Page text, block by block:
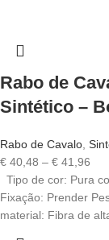
Rabo de
Sintético –
Rabo de Cavalo,
€ 40,48 – € 41,96
Tipo de cor: Pura
Fixação: Prender
material: Fibra de